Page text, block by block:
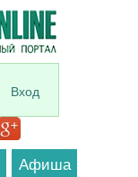
Вход
Афиша